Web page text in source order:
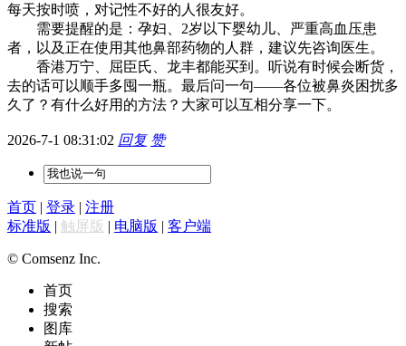
每天按时喷，对记性不好的人很友好。
需要提醒的是：孕妇、2岁以下婴幼儿、严重高血压患
者，以及正在使用其他鼻部药物的人群，建议先咨询医生。
香港万宁、屈臣氏、龙丰都能买到。听说有时候会断货，
去的话可以顺手多囤一瓶。最后问一句——各位被鼻炎困扰多
久了？有什么好用的方法？大家可以互相分享一下。
2026-7-1 08:31:02 回复 赞
首页 | 登录 | 注册
标准版 | 触屏版 | 电脑版 | 客户端
© Comsenz Inc.
首页
搜索
图库